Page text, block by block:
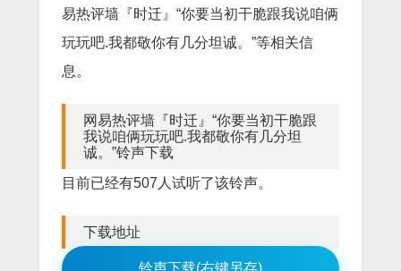
易热评墙『时迁』“你要当初干脆跟我说咱俩
玩玩吧.我都敬你有几分坦诚。”等相关信
息。
网易热评墙『时迁』“你要当初干脆跟
我说咱俩玩玩吧.我都敬你有几分坦
诚。”铃声下载
目前已经有507人试听了该铃声。
下载地址
铃声下载(右键另存)